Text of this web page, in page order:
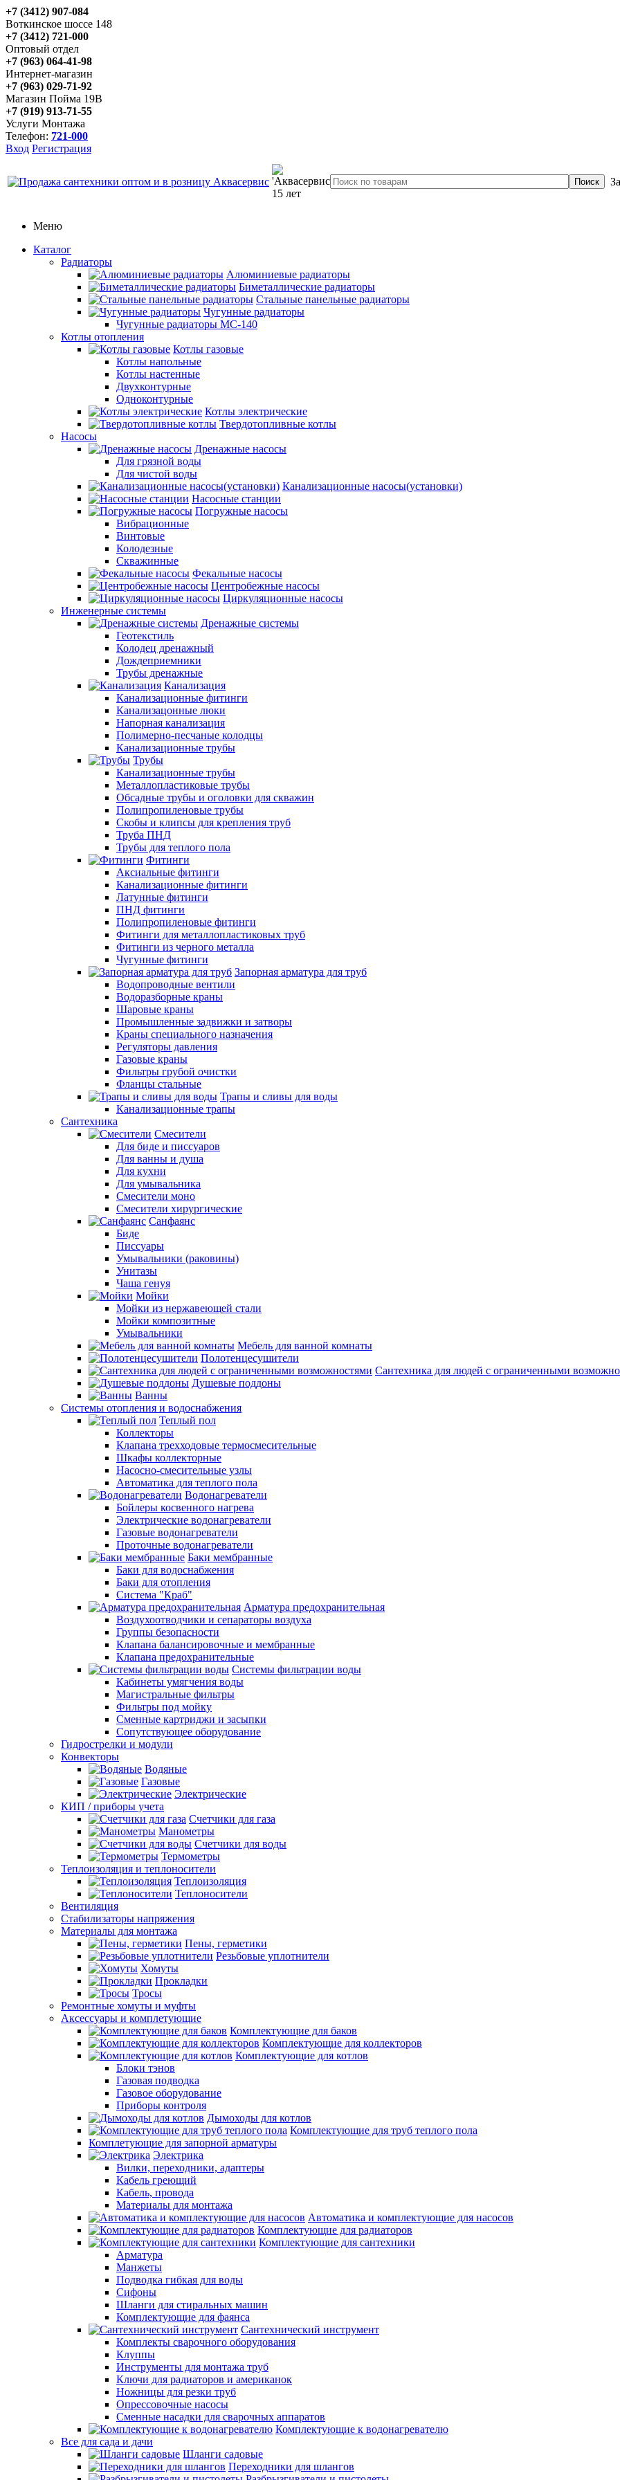
+7 (3412) 907-084
Воткинское шоссе 148
+7 (3412) 721-000
Оптовый отдел
+7 (963) 064-41-98
Интернет-магазин
+7 (963) 029-71-92
Магазин Пойма 19В
+7 (919) 913-71-55
Услуги Монтажа
Телефон: 721-000
Вход Регистрация
Меню
Каталог
Радиаторы
Алюминиевые радиаторы
Биметаллические радиаторы
Стальные панельные радиаторы
Чугунные радиаторы
Чугунные радиаторы МС-140
Котлы отопления
Котлы газовые
Котлы напольные
Котлы настенные
Двухконтурные
Одноконтурные
Котлы электрические
Твердотопливные котлы
Насосы
Дренажные насосы
Для грязной воды
Для чистой воды
Канализационные насосы(установки)
Насосные станции
Погружные насосы
Вибрационные
Винтовые
Колодезные
Скважинные
Фекальные насосы
Центробежные насосы
Циркуляционные насосы
Инженерные системы
Дренажные системы
Геотекстиль
Колодец дренажный
Дождеприемники
Трубы дренажные
Канализация
Канализационные фитинги
Канализацонные люки
Напорная канализация
Полимерно-песчаные колодцы
Канализационные трубы
Трубы
Канализационные трубы
Металлопластиковые трубы
Обсадные трубы и оголовки для скважин
Полипропиленовые трубы
Скобы и клипсы для крепления труб
Труба ПНД
Трубы для теплого пола
Фитинги
Аксиальные фитинги
Канализационные фитинги
Латунные фитинги
ПНД фитинги
Полипропиленовые фитинги
Фитинги для металлопластиковых труб
Фитинги из черного металла
Чугунные фитинги
Запорная арматура для труб
Водопроводные вентили
Водоразборные краны
Шаровые краны
Промышленные задвижки и затворы
Краны специального назначения
Регуляторы давления
Газовые краны
Фильтры грубой очистки
Фланцы стальные
Трапы и сливы для воды
Канализационные трапы
Сантехника
Смесители
Для биде и писсуаров
Для ванны и душа
Для кухни
Для умывальника
Смесители моно
Смесители хирургические
Санфаянс
Биде
Писсуары
Умывальники (раковины)
Унитазы
Чаша генуя
Мойки
Мойки из нержавеющей стали
Мойки композитные
Умывальники
Мебель для ванной комнаты
Полотенцесушители
Сантехника для людей с ограниченными
Душевые поддоны
Ванны
Системы отопления и водоснабжения
Теплый пол
Коллекторы
Клапана трехходовые термосмесительные
Шкафы коллекторные
Насосно-смесительные узлы
Автоматика для теплого пола
Водонагреватели
Бойлеры косвенного нагрева
Электрические водонагреватели
Газовые водонагреватели
Проточные водонагреватели
Баки мембранные
Баки для водоснабжения
Баки для отопления
Система "Краб"
Арматура предохранительная
Воздухоотводчики и сепараторы воздуха
Группы безопасности
Клапана балансировочные и мембранные
Клапана предохранительные
Системы фильтрации воды
Кабинеты умягчения воды
Магистральные фильтры
Фильтры под мойку
Сменные картриджи и засыпки
Сопутствующее оборудование
Гидрострелки и модули
Конвекторы
Водяные
Газовые
Электрические
КИП / приборы учета
Счетчики для газа
Манометры
Счетчики для воды
Термометры
Теплоизоляция и теплоносители
Теплоизоляция
Теплоносители
Вентиляция
Стабилизаторы напряжения
Материалы для монтажа
Пены, герметики
Резьбовые уплотнители
Хомуты
Прокладки
Тросы
Ремонтные хомуты и муфты
Аксессуары и комплетующие
Комплектующие для баков
Комплектующие для коллекторов
Комплектующие для котлов
Блоки тэнов
Газовая подводка
Газовое оборудование
Приборы контроля
Дымоходы для котлов
Комплектующие для труб теплого пола
Комплетующие для запорной арматуры
Электрика
Вилки, переходники, адаптеры
Кабель греющий
Кабель, провода
Материалы для монтажа
Автоматика и комплектующие для насосов
Комплектующие для радиаторов
Комплектующие для сантехники
Арматура
Манжеты
Подводка гибкая для воды
Сифоны
Шланги для стиральных машин
Комплектующие для фаянса
Сантехнический инструмент
Комплекты сварочного оборудования
Клуппы
Инструменты для монтажа труб
Ключи для радиаторов и американок
Ножницы для резки труб
Опрессовочные насосы
Сменные насадки для сварочных аппаратов
Комплектующие к водонагревателю
Все для сада и дачи
Шланги садовые
Переходники для шлангов